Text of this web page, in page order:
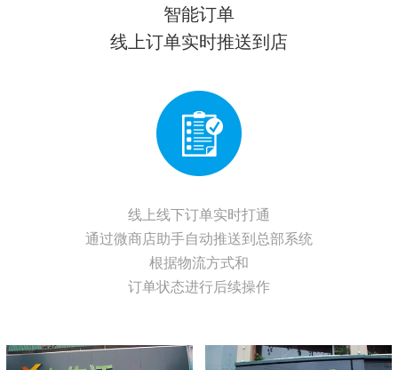
智能订单
线上订单实时推送到店
线上线下订单实时打通
通过微商店助手自动推送到总部系统
根据物流方式和
订单状态进行后续操作
商云8联合【清美旗下】品
上生活微菜场打造“人民”的
点击量：619
商云8助力旅游超市发展新